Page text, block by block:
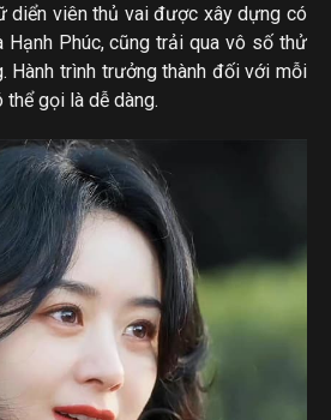
diển viên thủ vai được xây dựng có
Phúc, cũng trải qua vô số thử
Hành trình trưởng thành đối với mỗi
gọi là dễ dàng.